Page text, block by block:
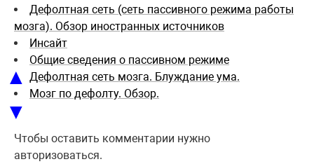
Дефолтная сеть (сеть пассивного режима работы
мозга). Обзор иностранных источников
Инсайт
Общие сведения о пассивном режиме
Дефолтная сеть мозга. Блуждание ума.
Мозг по дефолту. Обзор.
Чтобы оставить комментарии нужно
авторизоваться.
▲
▼